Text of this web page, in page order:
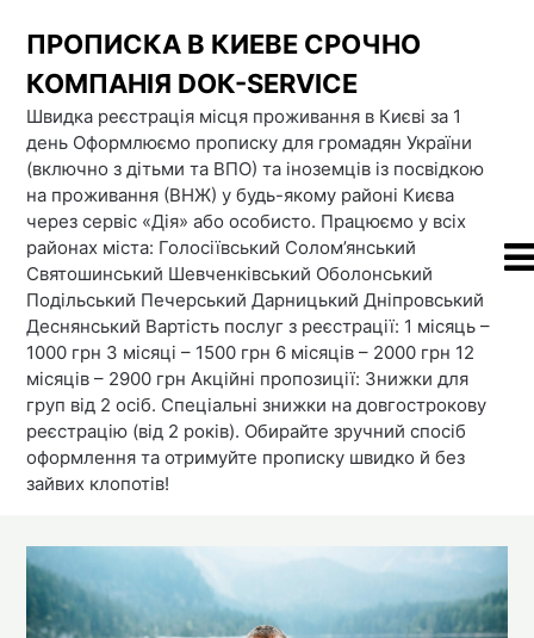
content
ПРОПИСКА В КИЕВЕ СРОЧНО
КОМПАНІЯ DOК-SERVICE
Швидка реєстрація місця проживання в Києві за 1
день Оформлюємо прописку для громадян України
(включно з дітьми та ВПО) та іноземців із посвідкою
на проживання (ВНЖ) у будь-якому районі Києва
через сервіс «Дія» або особисто. Працюємо у всіх
районах міста: Голосіївський Солом’янський
Святошинський Шевченківський Оболонський
Подільський Печерський Дарницький Дніпровський
Деснянський Вартість послуг з реєстрації: 1 місяць –
1000 грн 3 місяці – 1500 грн 6 місяців – 2000 грн 12
місяців – 2900 грн Акційні пропозиції: Знижки для
груп від 2 осіб. Спеціальні знижки на довгострокову
реєстрацію (від 2 років). Обирайте зручний спосіб
оформлення та отримуйте прописку швидко й без
зайвих клопотів!